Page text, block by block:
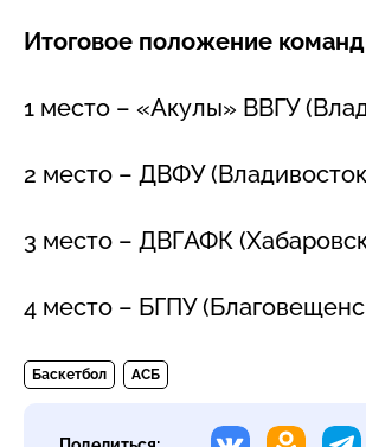
Итоговое положение
1 место – «Акулы» ВВГУ
2 место – ДВФУ
3 место – ДВГАФК
4 место – БГПУ
Баскетбол АСБ